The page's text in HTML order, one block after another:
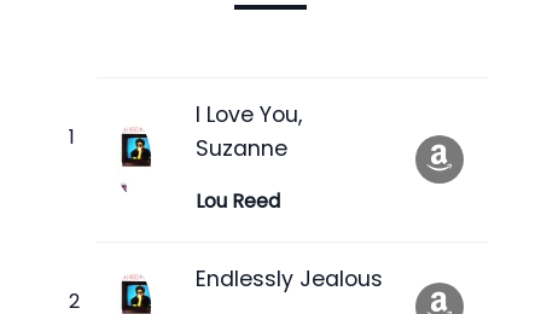
I Love You,
Suzanne
Lou Reed
Endlessly Jealous